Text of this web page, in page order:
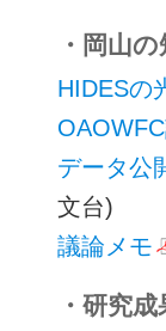
・岡山
HIDESの
データ公
文台)
議論メモ
・研究